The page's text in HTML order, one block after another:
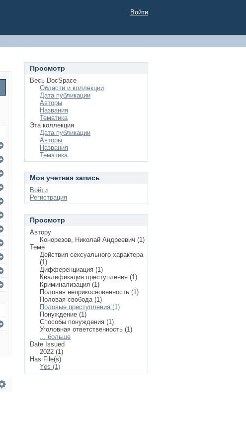
Войти
Просмотр
Весь DocSpace
Области и коллекции
Дата публикации
Авторы
Названия
Тематика
Эта коллекция
Дата публикации
Авторы
Названия
Тематика
Моя учетная запись
Войти
Регистрация
Просмотр
Автору
Конорезов, Николай Андреевич (1)
Теме
Действия сексуального характера
(1)
Дифференциация (1)
Квалификация преступления (1)
Криминализация (1)
Половая неприкосновенность (1)
Половая свобода (1)
Половые преступления (1)
Понуждение (1)
Способы понуждения (1)
Уголовная ответственность (1)
... больше
Date Issued
2022 (1)
Has File(s)
Yes (1)